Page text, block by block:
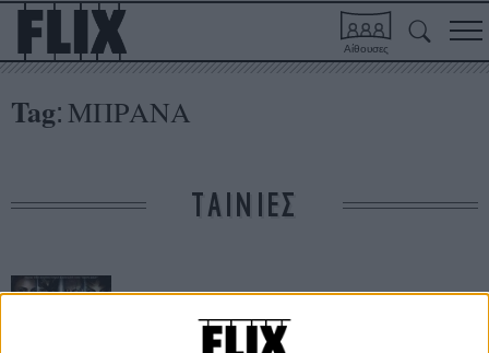
Αίθουσες
Tag: ΜΠΡΑΝΑ
ΤΑΙΝΙΕΣ